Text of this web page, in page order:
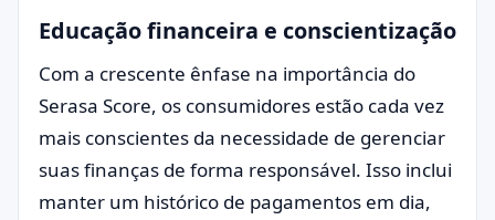
Educação financeira e conscientização
Com a crescente ênfase na importância do
Serasa Score, os consumidores estão cada vez
mais conscientes da necessidade de gerenciar
suas finanças de forma responsável. Isso inclui
manter um histórico de pagamentos em dia,